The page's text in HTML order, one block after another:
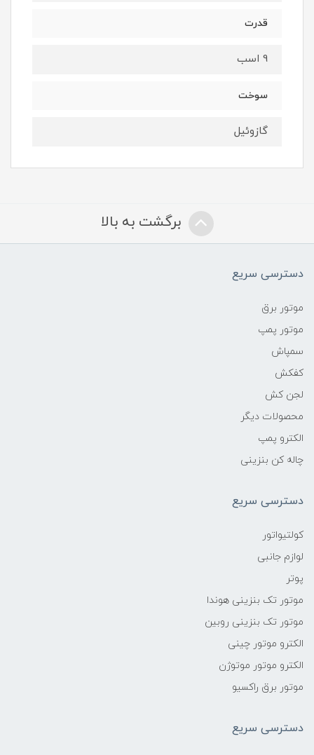
قدرت
9 اسب
سوخت
گازوئیل
برگشت به بالا
دسترسی سریع
موتور برق
موتور پمپ
سمپاش
کفکش
لجن کش
محصولات دیگر
الکترو پمپ
چاله کن بنزینی
دسترسی سریع
کولتیواتور
لوازم جانبی
پوتر
موتور تک بنزینی هوندا
موتور تک بنزینی روبین
الکترو موتور چینی
الکترو موتور موتوژن
موتور برق راکسیو
دسترسی سریع